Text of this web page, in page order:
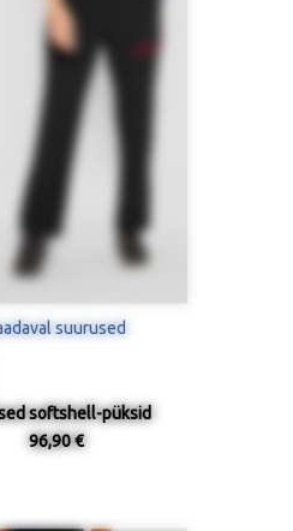
suurused
softshell-püksid
96,90 €